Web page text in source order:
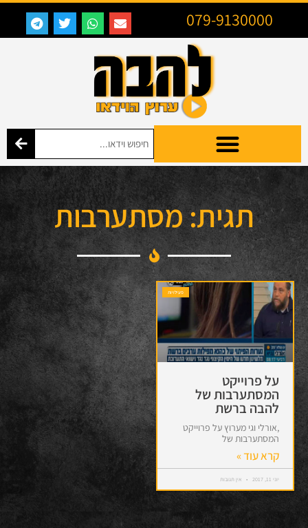
079-9130000
תגית: מסתערבות
פעילויות
על פרוייקט
המסתערבות של
להבה ברשת
,אורלי וגי מערוץ על פרוייקט
המסתערבות של
קרא עוד »
יוני 11, 2017 אין תגובות